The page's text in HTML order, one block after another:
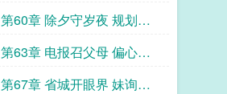
年货
第60章 除夕守岁夜 规划新
猎途
第63章 电报召父母 偏心父
母至
第67章 省城开眼界 妹询商